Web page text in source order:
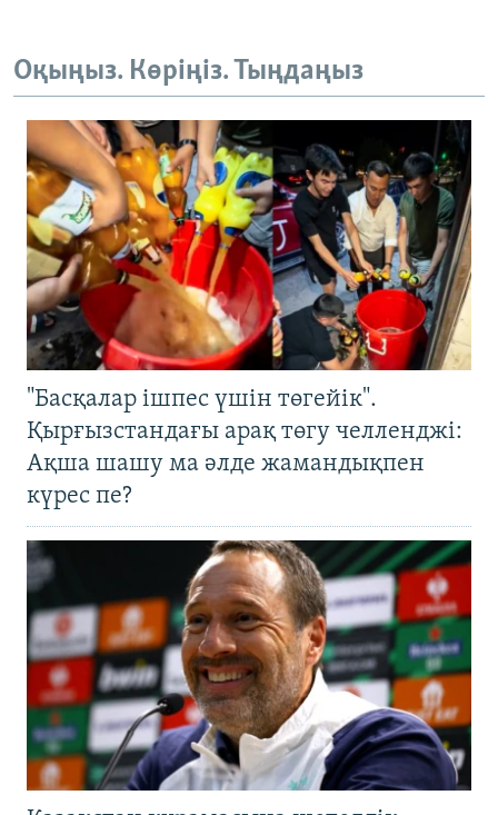
Оқыңыз. Көріңіз. Тыңдаңыз
"Басқалар ішпес үшін төгейік".
Қырғызстандағы арақ төгу челленджі:
Ақша шашу ма әлде жамандықпен
күрес пе?